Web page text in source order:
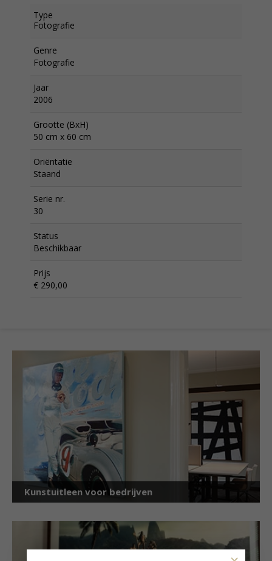
Type
Fotografie
Genre
Fotografie
Jaar
2006
Grootte (BxH)
50 cm x 60 cm
Oriëntatie
Staand
Serie nr.
30
Status
Beschikbaar
Prijs
€ 290,00
Kunstuitleen voor bedrijven